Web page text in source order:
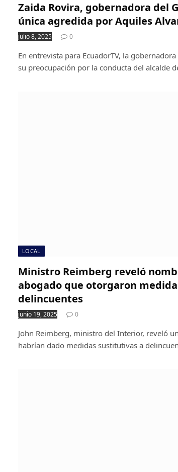
Zaida Rovira, gobernadora del
única agredida por Aquiles
julio 8, 2025 0
En entrevista para EcuadorTV, la
su preocupación por la conducta del alcalde
LOCAL
Ministro Reimberg reveló
abogado que otorgaron
delincuentes
junio 19, 2025 0
John Reimberg, ministro del Interior, reveló
habrían dado medidas sustitutivas a